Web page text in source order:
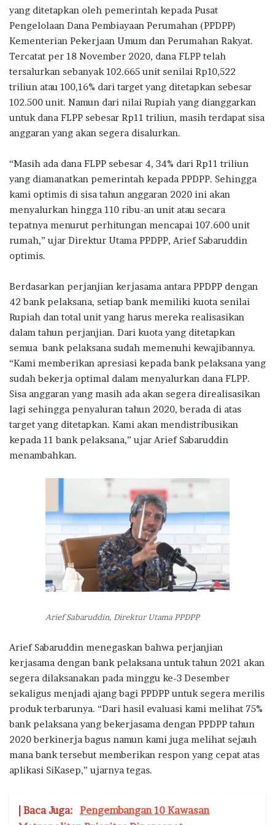
b
o
o
k
te
r
s
A
p
p
g
ra
m
e
yang ditetapkan oleh pemerintah kepada Pusat
Pengelolaan Dana Pembiayaan Perumahan (PPDPP)
Kementerian Pekerjaan Umum dan Perumahan Rakyat.
Tercatat per 18 November 2020, dana FLPP telah
tersalurkan sebanyak 102.665 unit senilai Rp10,522
triliun atau 100,16% dari target yang ditetapkan sebesar
102.500 unit. Namun dari nilai Rupiah yang dianggarkan
untuk dana FLPP sebesar Rp11 triliun, masih terdapat sisa
anggaran yang akan segera disalurkan.
“Masih ada dana FLPP sebesar 4, 34% dari Rp11 triliun
yang diamanatkan pemerintah kepada PPDPP. Sehingga
kami optimis di sisa tahun anggaran 2020 ini akan
menyalurkan hingga 110 ribu-an unit atau secara
tepatnya menurut perhitungan mencapai 107.600 unit
rumah,” ujar Direktur Utama PPDPP, Arief Sabaruddin
optimis.
Berdasarkan perjanjian kerjasama antara PPDPP dengan
42 bank pelaksana, setiap bank memiliki kuota senilai
Rupiah dan total unit yang harus mereka realisasikan
dalam tahun perjanjian. Dari kuota yang ditetapkan
semua bank pelaksana sudah memenuhi kewajibannya.
“Kami memberikan apresiasi kepada bank pelaksana yang
sudah bekerja optimal dalam menyalurkan dana FLPP.
Sisa anggaran yang masih ada akan segera direalisasikan
lagi sehingga penyaluran tahun 2020, berada di atas
target yang ditetapkan. Kami akan mendistribusikan
kepada 11 bank pelaksana,” ujar Arief Sabaruddin
menambahkan.
Arief Sabaruddin, Direktur Utama PPDPP
Arief Sabaruddin menegaskan bahwa perjanjian
kerjasama dengan bank pelaksana untuk tahun 2021 akan
segera dilaksanakan pada minggu ke-3 Desember
sekaligus menjadi ajang bagi PPDPP untuk segera merilis
produk terbarunya. “Dari hasil evaluasi kami melihat 75%
bank pelaksana yang bekerjasama dengan PPDPP tahun
2020 berkinerja bagus namun kami juga melihat sejauh
mana bank tersebut memberikan respon yang cepat atas
aplikasi SiKasep,” ujarnya tegas.
| Baca Juga: Pengembangan 10 Kawasan